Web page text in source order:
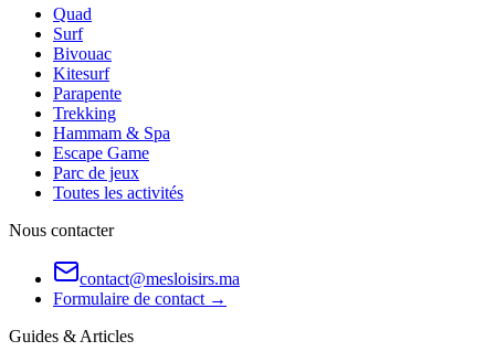
Quad
Surf
Bivouac
Kitesurf
Parapente
Trekking
Hammam & Spa
Escape Game
Parc de jeux
Toutes les activités
Nous contacter
contact@mesloisirs.ma
Formulaire de contact →
Guides & Articles